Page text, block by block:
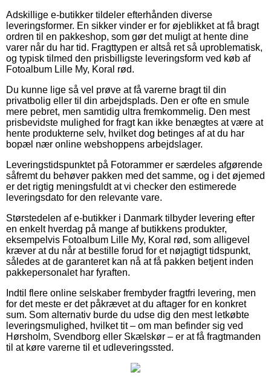
Adskillige e-butikker tildeler efterhånden diverse
leveringsformer. En sikker vinder er for øjeblikket at få bragt
ordren til en pakkeshop, som gør det muligt at hente dine
varer når du har tid. Fragttypen er altså ret så uproblematisk,
og typisk tilmed den prisbilligste leveringsform ved køb af
Fotoalbum Lille My, Koral rød.
Du kunne lige så vel prøve at få varerne bragt til din
privatbolig eller til din arbejdsplads. Den er ofte en smule
mere pebret, men samtidig ultra fremkommelig. Den mest
prisbevidste mulighed for fragt kan ikke benægtes at være at
hente produkterne selv, hvilket dog betinges af at du har
bopæl nær online webshoppens arbejdslager.
Leveringstidspunktet på Fotorammer er særdeles afgørende
såfremt du behøver pakken med det samme, og i det øjemed
er det rigtig meningsfuldt at vi checker den estimerede
leveringsdato for den relevante vare.
Størstedelen af e-butikker i Danmark tilbyder levering efter
en enkelt hverdag på mange af butikkens produkter,
eksempelvis Fotoalbum Lille My, Koral rød, som alligevel
kræver at du når at bestille forud for et nøjagtigt tidspunkt,
således at de garanteret kan nå at få pakken betjent inden
pakkepersonalet har fyraften.
Indtil flere online selskaber frembyder fragtfri levering, men
for det meste er det påkrævet at du aftager for en konkret
sum. Som alternativ burde du udse dig den mest letkøbte
leveringsmulighed, hvilket tit – om man befinder sig ved
Hørsholm, Svendborg eller Skælskør – er at få fragtmanden
til at køre varerne til et udleveringssted.